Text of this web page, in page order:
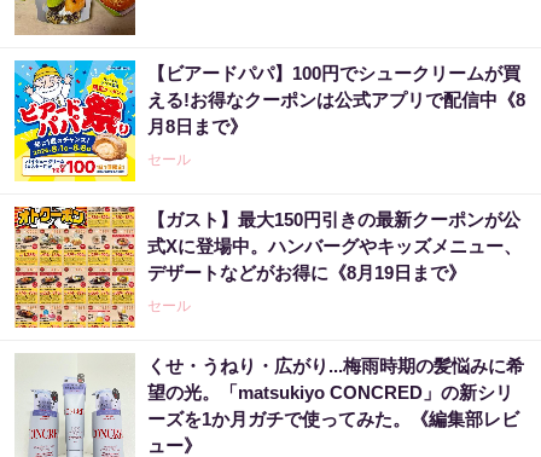
【ビアードパパ】100円でシュークリームが買
える!お得なクーポンは公式アプリで配信中《8
月8日まで》
セール
【ガスト】最大150円引きの最新クーポンが公
式Xに登場中。ハンバーグやキッズメニュー、
デザートなどがお得に《8月19日まで》
セール
くせ・うねり・広がり...梅雨時期の髪悩みに希
望の光。「matsukiyo CONCRED」の新シリ
ーズを1か月ガチで使ってみた。《編集部レビ
ュー》